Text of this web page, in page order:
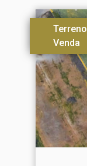
Terreno
Venda